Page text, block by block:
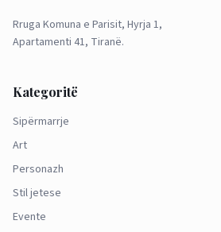
Rruga Komuna e Parisit, Hyrja 1,
Apartamenti 41, Tiranë.
Kategoritë
Sipërmarrje
Art
Personazh
Stil jetese
Evente